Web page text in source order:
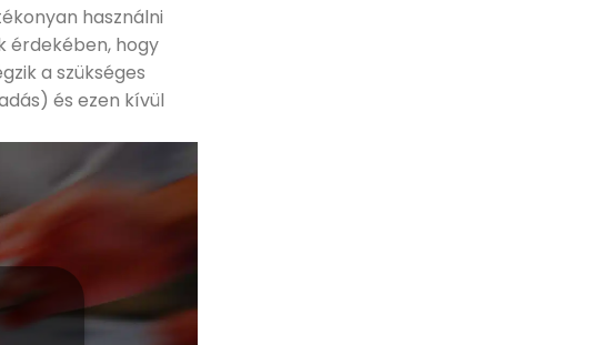
használni
érdekében, hogy
a szükséges
és ezen kívül